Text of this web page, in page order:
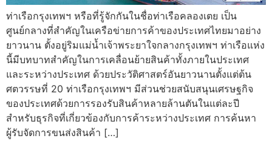
ท่าเรือกรุงเทพฯ หรือที่รู้จักกันในชื่อท่าเรือคลองเตย เป็น
ศูนย์กลางที่สำคัญในเครือข่ายการค้าของประเทศไทยมาอย่าง
ยาวนาน ตั้งอยู่ริมแม่น้ำเจ้าพระยาใจกลางกรุงเทพฯ ท่าเรือแห่ง
นี้มีบทบาทสำคัญในการเคลื่อนย้ายสินค้าทั้งภายในประเทศ
และระหว่างประเทศ ด้วยประวัติศาสตร์อันยาวนานตั้งแต่ต้น
ศตวรรษที่ 20 ท่าเรือกรุงเทพฯ มีส่วนช่วยสนับสนุนเศรษฐกิจ
ของประเทศด้วยการรองรับสินค้าหลายล้านตันในแต่ละปี
สำหรับธุรกิจที่เกี่ยวข้องกับการค้าระหว่างประเทศ การค้นหา
ผู้รับจัดการขนส่งสินค้า […]